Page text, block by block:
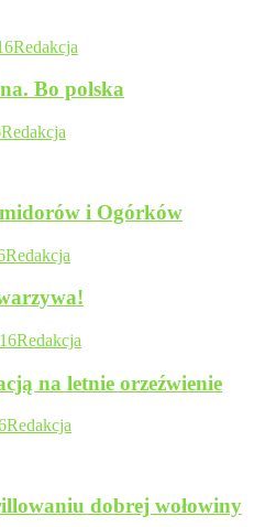
Redakcja
Bo polska
Redakcja
i Ogórków
Redakcja
Redakcja
na letnie orzeźwienie
Redakcja
dobrej wołowiny